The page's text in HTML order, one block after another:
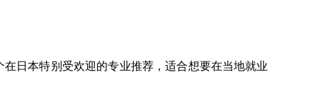
日本特别受欢迎的专业推荐，适合想要在当地就业